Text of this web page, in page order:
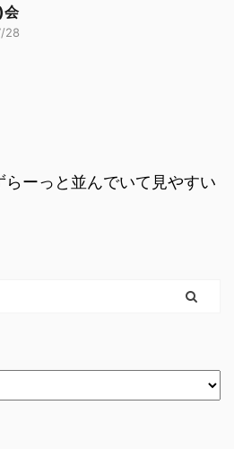
会
28
ーっと並んでいて見やすい